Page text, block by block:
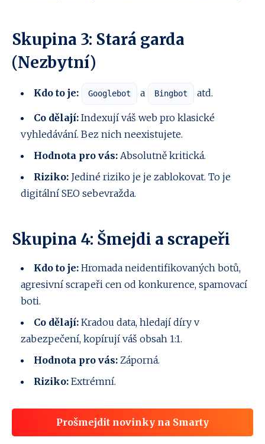
Skupina 3: Stará garda
(Nezbytní)
Kdo to je: Googlebot a Bingbot atd.
Co dělají: Indexují váš web pro klasické
vyhledávání. Bez nich neexistujete.
Hodnota pro vás: Absolutně kritická.
Riziko: Jediné riziko je je zablokovat. To je
digitální SEO sebevražda.
Skupina 4: Šmejdi a scrapeři
Kdo to je: Hromada neidentifikovaných botů,
agresivní scrapeři cen od konkurence, spamovací
boti.
Co dělají: Kradou data, hledají díry v
zabezpečení, kopírují váš obsah 1:1.
Hodnota pro vás: Záporná.
Riziko: Extrémní.
Prošmejdit novinky na Smarty